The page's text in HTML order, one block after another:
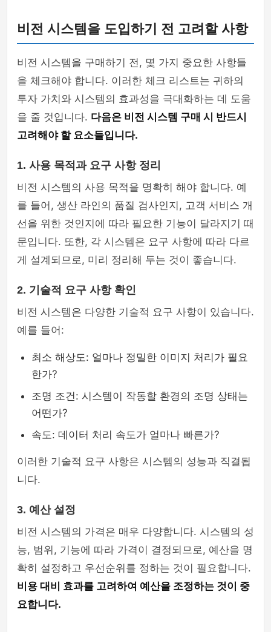
비전 시스템을 도입하기 전 고려할 사항
비전 시스템을 구매하기 전, 몇 가지 중요한 사항들
을 체크해야 합니다. 이러한 체크 리스트는 귀하의
투자 가치와 시스템의 효과성을 극대화하는 데 도움
을 줄 것입니다. 다음은 비전 시스템 구매 시 반드시
고려해야 할 요소들입니다.
1. 사용 목적과 요구 사항 정리
비전 시스템의 사용 목적을 명확히 해야 합니다. 예
를 들어, 생산 라인의 품질 검사인지, 고객 서비스 개
선을 위한 것인지에 따라 필요한 기능이 달라지기 때
문입니다. 또한, 각 시스템은 요구 사항에 따라 다르
게 설계되므로, 미리 정리해 두는 것이 좋습니다.
2. 기술적 요구 사항 확인
비전 시스템은 다양한 기술적 요구 사항이 있습니다.
예를 들어:
최소 해상도: 얼마나 정밀한 이미지 처리가 필요
한가?
조명 조건: 시스템이 작동할 환경의 조명 상태는
어떤가?
속도: 데이터 처리 속도가 얼마나 빠른가?
이러한 기술적 요구 사항은 시스템의 성능과 직결됩
니다.
3. 예산 설정
비전 시스템의 가격은 매우 다양합니다. 시스템의 성
능, 범위, 기능에 따라 가격이 결정되므로, 예산을 명
확히 설정하고 우선순위를 정하는 것이 필요합니다.
비용 대비 효과를 고려하여 예산을 조정하는 것이 중
요합니다.